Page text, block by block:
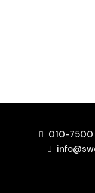
010-7500